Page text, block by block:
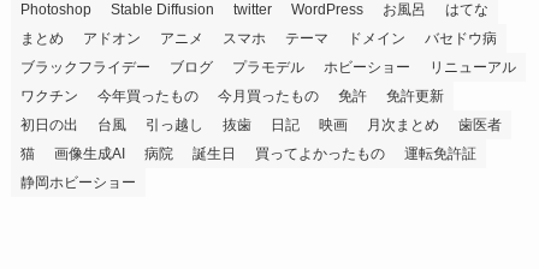
Photoshop
Stable Diffusion twitter WordPress お風呂
はてな
まとめ
アドオン アニメ スマホ テーマ ドメイン
バセドウ病
ブラックフライデー
ブログ プラモデル ホビーショー
リニューアル
ワクチン
今年買ったもの 今月買ったもの 免許
免許更新
初日の出
台風 引っ越し 抜歯 日記 映画 月次まとめ
歯医者
猫
画像生成AI 病院 誕生日 買ってよかったもの
運転免許証
静岡ホビーショー